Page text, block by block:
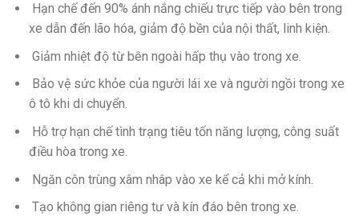
Hạn chế đến 90% ánh nắng chiếu trực tiếp vào bên trong
xe dẫn đến lão hóa, giảm độ bền của nội thất, linh kiện.
Giảm nhiệt độ từ bên ngoài hấp thụ vào trong xe.
Bảo vệ sức khỏe của người lái xe và người ngồi trong xe
ô tô khi di chuyển.
Hỗ trợ hạn chế tình trạng tiêu tốn năng lượng, công suất
điều hòa trong xe.
Ngăn côn trùng xâm nhâp vào xe kể cả khi mở kính.
Tạo không gian riêng tư và kín đáo bên trong xe.